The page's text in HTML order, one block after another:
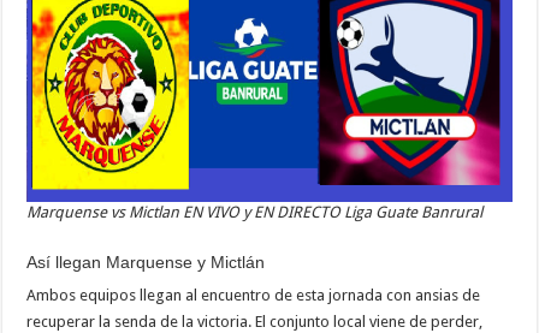
Marquense vs Mictlan EN VIVO y EN DIRECTO Liga Guate Banrural
Así llegan Marquense y Mictlán
Ambos equipos llegan al encuentro de esta jornada con ansias de
recuperar la senda de la victoria. El conjunto local viene de perder,